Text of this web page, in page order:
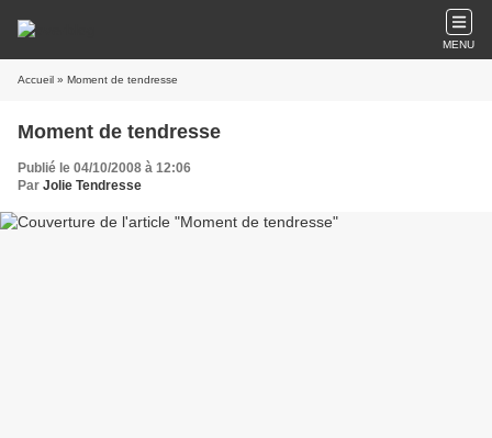
MENU
Accueil » Moment de tendresse
Moment de tendresse
Publié le 04/10/2008 à 12:06
Par Jolie Tendresse